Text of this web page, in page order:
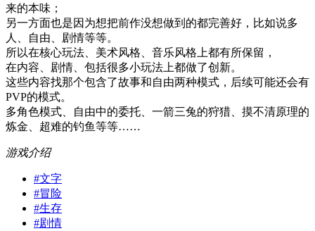
来的本味；
另一方面也是因为想把前作没想做到的都完善好，比如说多
人、自由、剧情等等。
所以在核心玩法、美术风格、音乐风格上都有所保留，
在内容、剧情、包括很多小玩法上都做了创新。
这些内容找那个包含了故事和自由两种模式，后续可能还会有
PVP的模式。
多角色模式、自由中的委托、一箭三兔的狩猎、摸不清原理的
炼金、超难的钓鱼等等……
游戏介绍
#文字
#冒险
#生存
#剧情